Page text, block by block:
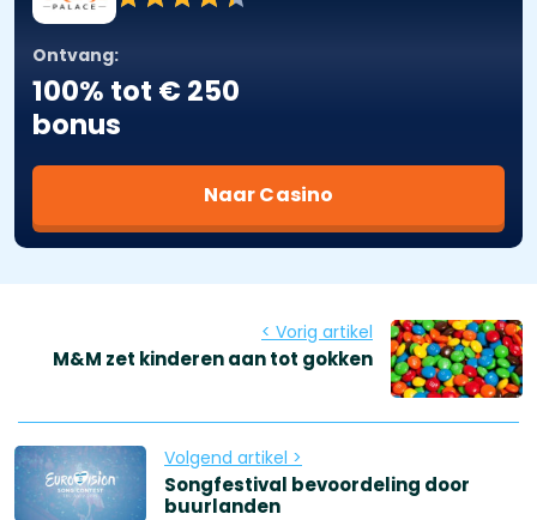
Ontvang:
100% tot € 250
bonus
Naar Casino
< Vorig artikel
M&M zet kinderen aan tot gokken
Volgend artikel >
Songfestival bevoordeling door
buurlanden